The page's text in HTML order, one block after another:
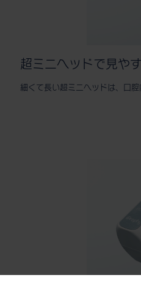
超ミニヘッドで見や
細くて長い超ミニヘッドは、口腔